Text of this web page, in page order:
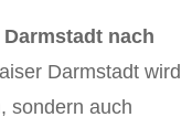
nach
Darmstadt wird
sondern auch